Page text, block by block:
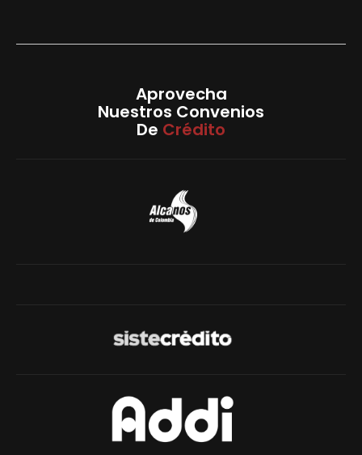
Aprovecha
Nuestros Convenios
De Crédito